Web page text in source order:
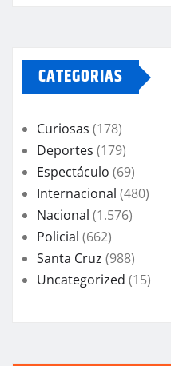
CATEGORIAS
Curiosas (178)
Deportes (179)
Espectáculo (69)
Internacional (480)
Nacional (1.576)
Policial (662)
Santa Cruz (988)
Uncategorized (15)